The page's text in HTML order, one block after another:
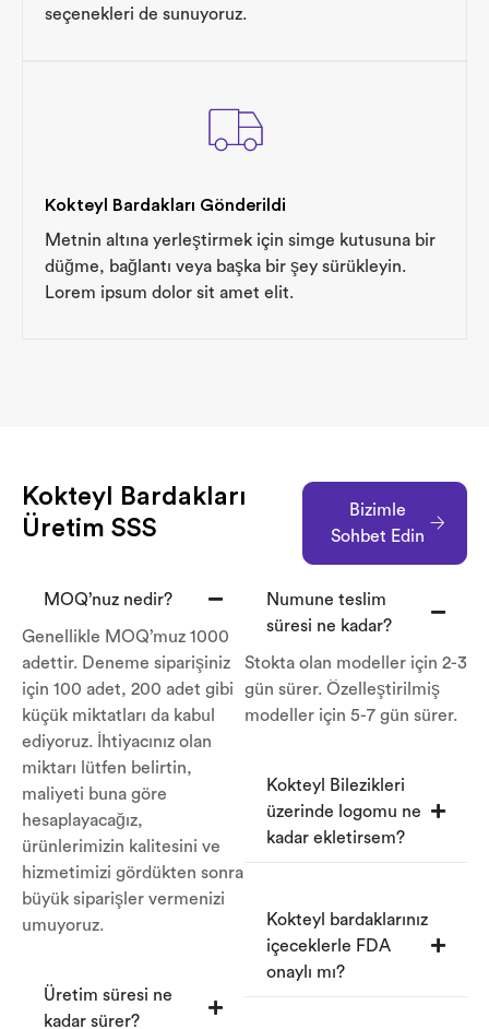
seçenekleri de sunuyoruz.
Kokteyl Bardakları Gönderildi
Metnin altına yerleştirmek için simge kutusuna bir
düğme, bağlantı veya başka bir şey sürükleyin.
Lorem ipsum dolor sit amet elit.
Kokteyl Bardakları
Üretim SSS
Bizimle
Sohbet Edin
MOQ’nuz nedir?
Genellikle MOQ’muz 1000
adettir. Deneme siparişiniz
için 100 adet, 200 adet gibi
küçük miktatları da kabul
ediyoruz. İhtiyacınız olan
miktarı lütfen belirtin,
maliyeti buna göre
hesaplayacağız,
ürünlerimizin kalitesini ve
hizmetimizi gördükten sonra
büyük siparişler vermenizi
umuyoruz.
Üretim süresi ne
kadar sürer?
Numune teslim
süresi ne kadar?
Stokta olan modeller için 2-3
gün sürer. Özelleştirilmiş
modeller için 5-7 gün sürer.
Kokteyl Bilezikleri
üzerinde logomu ne
kadar ekletirsem?
Kokteyl bardaklarınız
içeceklerle FDA
onaylı mı?